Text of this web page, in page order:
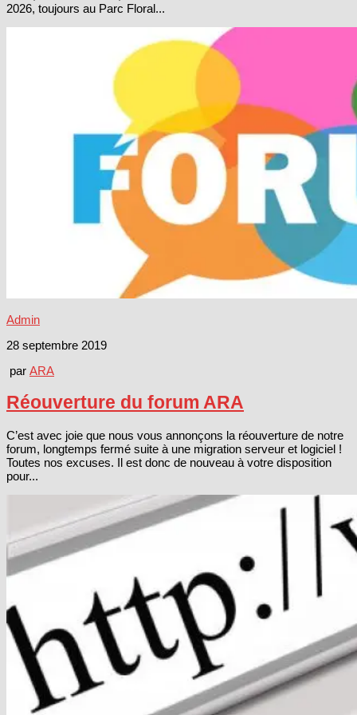
2026, toujours au Parc Floral...
Admin
28 septembre 2019
par ARA
Réouverture du forum ARA
C’est avec joie que nous vous annonçons la réouverture de notre
forum, longtemps fermé suite à une migration serveur et logiciel !
Toutes nos excuses. Il est donc de nouveau à votre disposition
pour...